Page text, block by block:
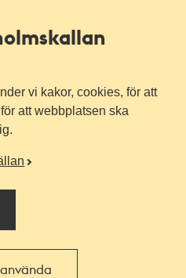
vi kakor, cookies, för att
att webbplatsen ska